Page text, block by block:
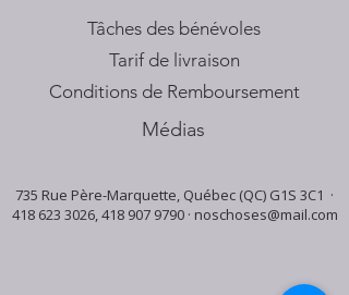
Tâches des bénévoles
Tarif de livraison
Conditions de Remboursement
Médias
735 Rue Père-Marquette, Québec (QC) G1S 3C1 ·
418 623 3026,418 907 9790· noschoses@mail.com